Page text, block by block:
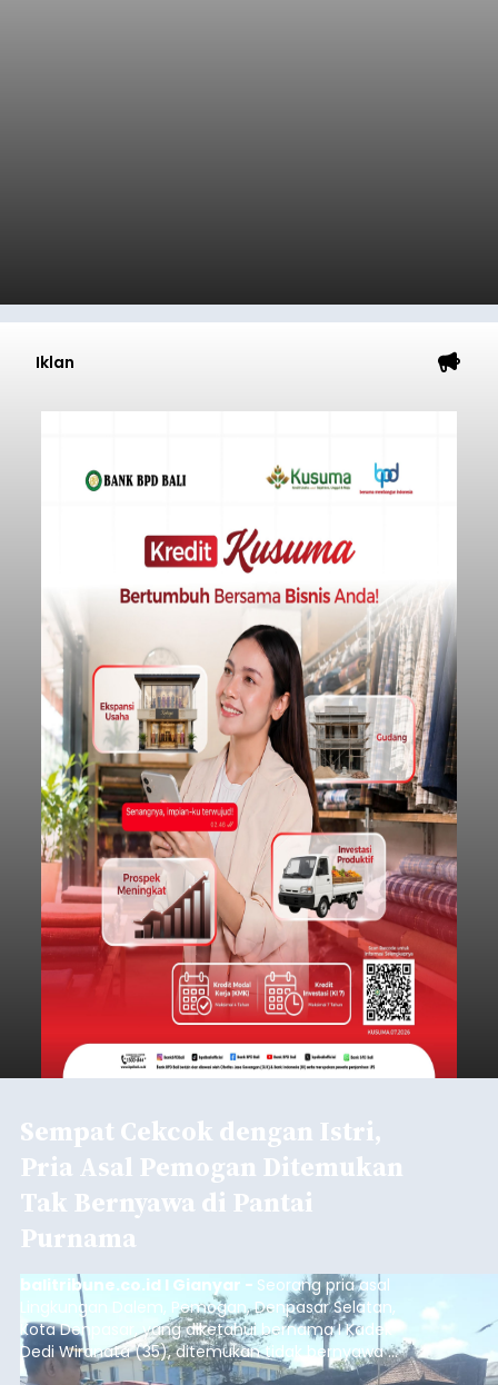
Iklan
Sempat Cekcok dengan Istri,
Pria Asal Pemogan Ditemukan
Tak Bernyawa di Pantai
Purnama
balitribune.co.id I Gianyar - Seorang pria asal
Lingkungan Dalem, Pemogan, Denpasar Selatan,
Kota Denpasar, yang diketahui bernama I Kadek
Dedi Wiranata (35), ditemukan tidak bernyawa di
pesisir Pantai Purnama, Sukawati.